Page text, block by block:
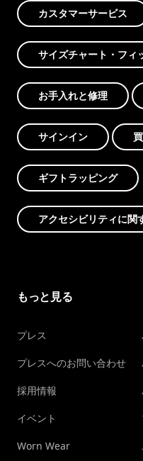
カスタマーサービス
サイズチャート・フィ
お手入れと修理
サインイン
ギフトラッピング
アクセシビリティに関
もっと見る
プレス
プレスへのお問い合わせ
採用情報
イベント
Worn Wear